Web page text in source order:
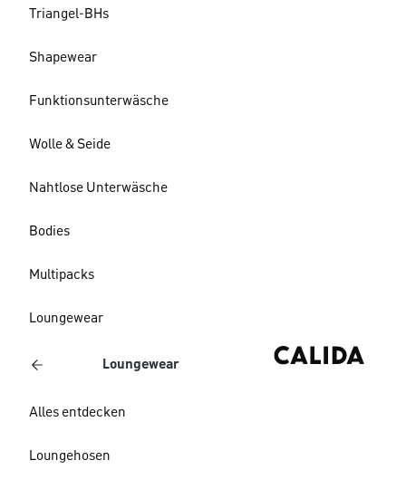
Triangel-BHs
Shapewear
Funktionsunterwäsche
Wolle & Seide
Nahtlose Unterwäsche
Bodies
Multipacks
Loungewear
Loungewear
Alles entdecken
Loungehosen